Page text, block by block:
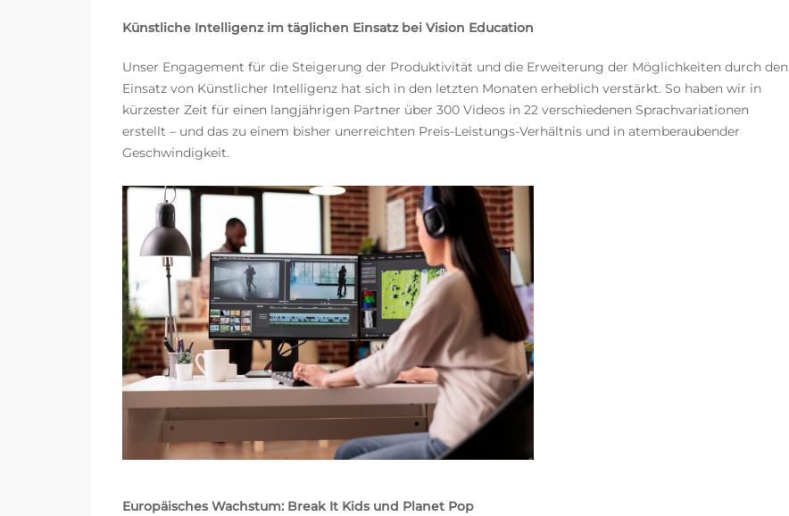
Künstliche Intelligenz im täglichen Einsatz bei Vision Education
Unser Engagement für die Steigerung der Produktivität und die Erweiterung der Möglichkeiten durch den
Einsatz von Künstlicher Intelligenz hat sich in den letzten Monaten erheblich verstärkt. So haben wir in
kürzester Zeit für einen langjährigen Partner über 300 Videos in 22 verschiedenen Sprachvariationen
erstellt – und das zu einem bisher unerreichten Preis-Leistungs-Verhältnis und in atemberaubender
Geschwindigkeit.
Europäisches Wachstum: Break It Kids und Planet Pop